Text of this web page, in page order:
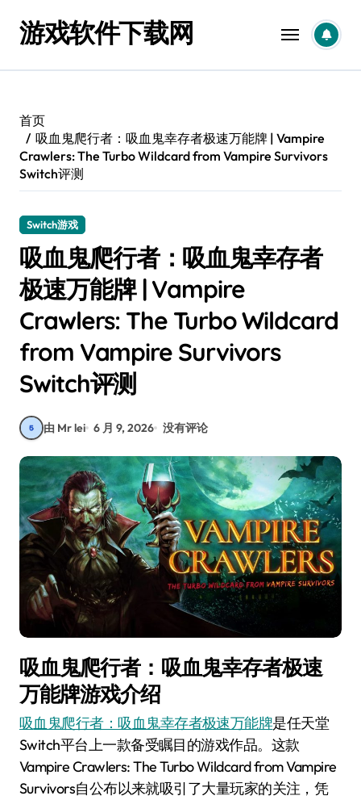
游戏软件下载网
首页
吸血鬼爬行者：吸血鬼幸存者极速万能牌 | Vampire
Crawlers: The Turbo Wildcard from Vampire Survivors
Switch评测
Switch游戏
吸血鬼爬行者：吸血鬼幸存者
极速万能牌 | Vampire
Crawlers: The Turbo Wildcard
from Vampire Survivors
Switch评测
由 Mr lei 6 月 9, 2026 没有评论
吸血鬼爬行者：吸血鬼幸存者极速
万能牌游戏介绍
吸血鬼爬行者：吸血鬼幸存者极速万能牌是任天堂
Switch平台上一款备受瞩目的游戏作品。这款
Vampire Crawlers: The Turbo Wildcard from Vampire
Survivors自公布以来就吸引了大量玩家的关注，凭